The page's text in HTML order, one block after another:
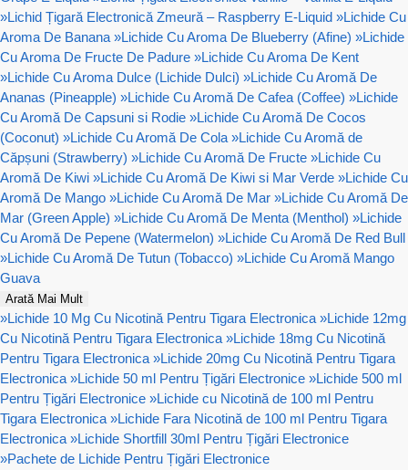
»Lichid Țigară Electronică Zmeură – Raspberry E-Liquid »Lichide Cu
Aroma De Banana »Lichide Cu Aroma De Blueberry (Afine) »Lichide
Cu Aroma De Fructe De Padure »Lichide Cu Aroma De Kent
»Lichide Cu Aroma Dulce (Lichide Dulci) »Lichide Cu Aromă De
Ananas (Pineapple) »Lichide Cu Aromă De Cafea (Coffee) »Lichide
Cu Aromă De Capsuni si Rodie »Lichide Cu Aromă De Cocos
(Coconut) »Lichide Cu Aromă De Cola »Lichide Cu Aromă de
Căpșuni (Strawberry) »Lichide Cu Aromă De Fructe »Lichide Cu
Aromă De Kiwi »Lichide Cu Aromă De Kiwi si Mar Verde »Lichide Cu
Aromă De Mango »Lichide Cu Aromă De Mar »Lichide Cu Aromă De
Mar (Green Apple) »Lichide Cu Aromă De Menta (Menthol) »Lichide
Cu Aromă De Pepene (Watermelon) »Lichide Cu Aromă De Red Bull
»Lichide Cu Aromă De Tutun (Tobacco) »Lichide Cu Aromă Mango
Guava
Arată Mai Mult
»Lichide 10 Mg Cu Nicotină Pentru Tigara Electronica »Lichide 12mg
Cu Nicotină Pentru Tigara Electronica »Lichide 18mg Cu Nicotină
Pentru Tigara Electronica »Lichide 20mg Cu Nicotină Pentru Tigara
Electronica »Lichide 50 ml Pentru Țigări Electronice »Lichide 500 ml
Pentru Țigări Electronice »Lichide cu Nicotină de 100 ml Pentru
Tigara Electronica »Lichide Fara Nicotină de 100 ml Pentru Tigara
Electronica »Lichide Shortfill 30ml Pentru Țigări Electronice
»Pachete de Lichide Pentru Țigări Electronice